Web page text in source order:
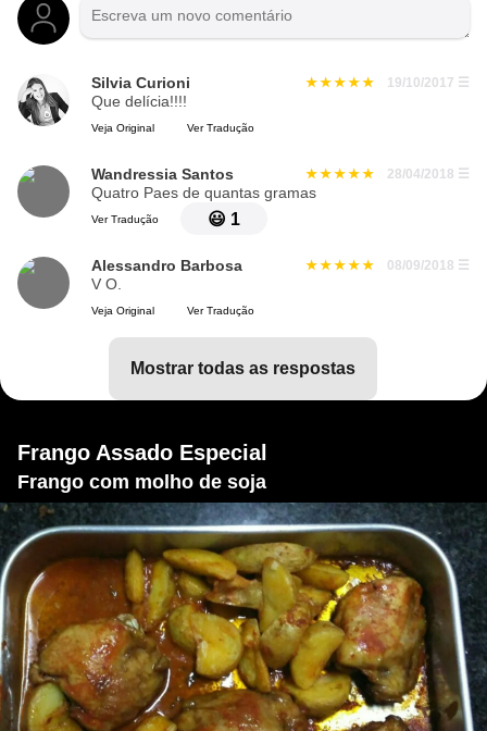
Silvia Curioni 19/10/2017 ☰
Que delícia!!!!
Veja Original Ver Tradução
Wandressia Santos 28/04/2018 ☰
Quatro Paes de quantas gramas
Ver Tradução 😃 1
Alessandro Barbosa 08/09/2018 ☰
V O.
Veja Original Ver Tradução
mostrar todas as respostas
Frango Assado Especial
Frango com molho de soja